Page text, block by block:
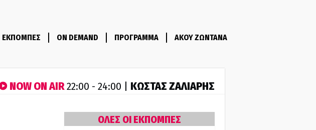
ΕΚΠΟΜΠΕΣ ON DEMAND ΠΡΟΓΡΑΜΜΑ ΑΚΟΥ ΖΩΝΤΑΝΑ
NOW ON AIR22:00 - 24:00 | ΚΩΣΤΑΣ ΖΑΛΙΑΡΗΣ
ΟΛΕΣ ΟΙ ΕΚΠΟΜΠΕΣ